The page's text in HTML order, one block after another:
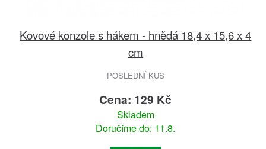
Kovové konzole s hákem - hnědá 18,4 x 15,6 x 4
cm
POSLEDNÍ KUS
Cena: 129 Kč
Skladem
Doručíme do: 11.8.